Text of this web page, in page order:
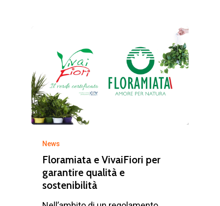
News
Floramiata e VivaiFiori per
garantire qualità e
sostenibilità